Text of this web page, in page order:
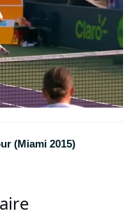
(Miami 2015)